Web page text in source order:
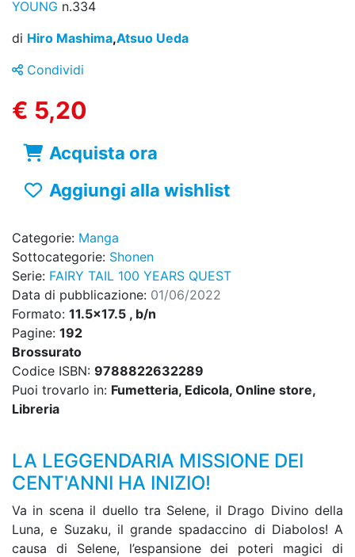
YOUNG n.334
di Hiro Mashima,Atsuo Ueda
Condividi
€ 5,20
Acquista ora
Aggiungi alla wishlist
Categorie: Manga
Sottocategorie: Shonen
Serie: FAIRY TAIL 100 YEARS QUEST
Data di pubblicazione: 01/06/2022
Formato: 11.5x17.5 , b/n
Pagine: 192
Brossurato
Codice ISBN: 9788822632289
Puoi trovarlo in: Fumetteria, Edicola, Online store,
Libreria
LA LEGGENDARIA MISSIONE DEI
CENT'ANNI HA INIZIO!
Va in scena il duello tra Selene, il Drago Divino della
Luna, e Suzaku, il grande spadaccino di Diabolos! A
causa di Selene, l’espansione dei poteri magici di